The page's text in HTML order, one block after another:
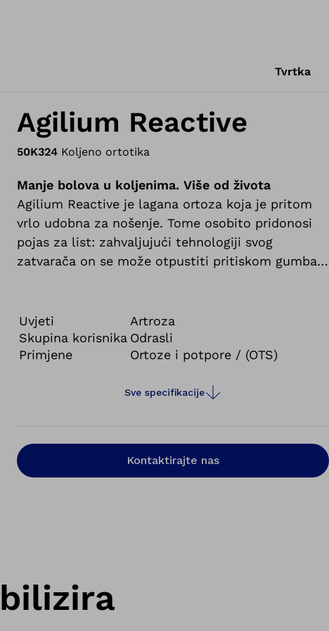
Tvrtka
Agilium Reactive
50K324 Koljeno ortotika
Manje bolova u koljenima. Više od života
Agilium Reactive je lagana ortoza koja je pritom
vrlo udobna za nošenje. Tome osobito pridonosi
pojas za list: zahvaljujući tehnologiji svog
zatvarača on se može otpustiti pritiskom gumba
Uvjeti
Artroza
Skupina korisnika Odrasli
Primjene
Ortoze i potpore / (OTS)
Sve specifikacije
Kontaktirajte nas